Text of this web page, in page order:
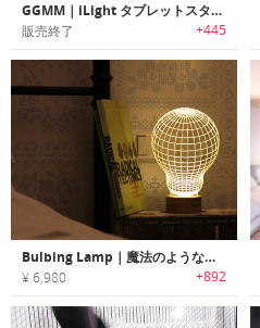
GGMM｜iLight タブレットスタンド&12-LEDランプ
販売終了 +445
Bulbing Lamp｜魔法のようなランプデザイン
¥ 6,980 +892